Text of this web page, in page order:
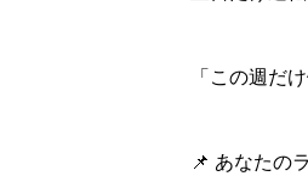
「この週だ
📌 あなたの